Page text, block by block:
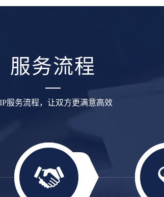
服务流程
服务流程，让双方更满意高效